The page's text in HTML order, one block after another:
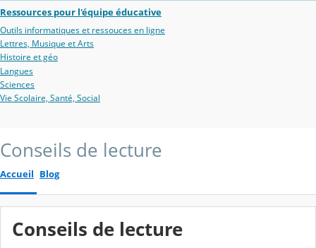
Ressources pour l'équipe éducative
Outils informatiques et ressouces en ligne
Lettres, Musique et Arts
Histoire et géo
Langues
Sciences
Vie Scolaire, Santé, Social
Conseils de lecture
Accueil Blog
Conseils de lecture